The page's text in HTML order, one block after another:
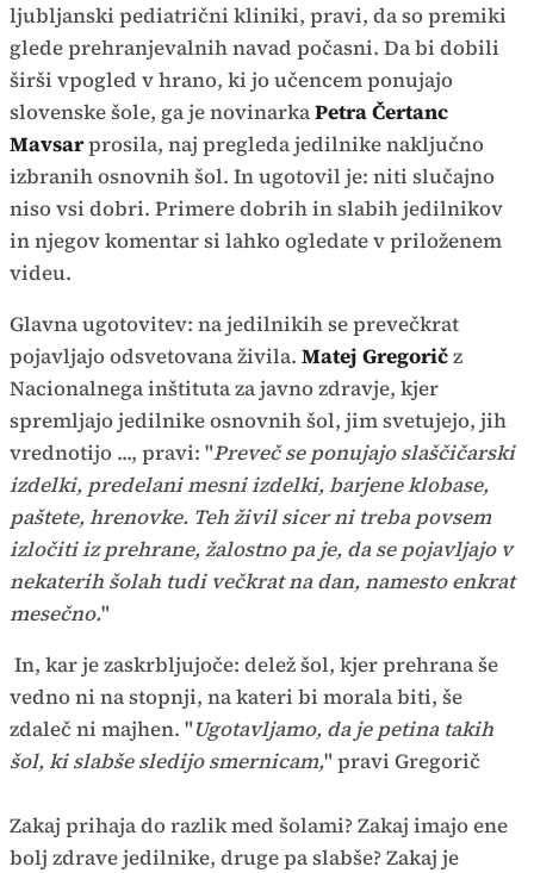
ljubljanski pediatrični kliniki, pravi, da so premiki
glede prehranjevalnih navad počasni. Da bi dobili
širši vpogled v hrano, ki jo učencem ponujajo
slovenske šole, ga je novinarkaPetra Čertanc
Mavsarprosila, naj pregleda jedilnike naključno
izbranih osnovnih šol. In ugotovil je: niti slučajno
niso vsi dobri. Primere dobrih in slabih jedilnikov
in njegov komentar si lahko ogledate v priloženem
videu.
Glavna ugotovitev: na jedilnikih se prevečkrat
pojavljajo odsvetovana živila. Matej Gregoričz
Nacionalnega inštituta za javno zdravje, kjer
spremljajo jedilnike osnovnih šol, jim svetujejo, jih
vrednotijo ..., pravi: "Preveč se ponujajo slaščičarski
izdelki, predelani mesni izdelki, barjene klobase,
paštete, hrenovke. Teh živil sicer ni treba povsem
izločiti iz prehrane, žalostno pa je, da se pojavljajo v
nekaterih šolah tudi večkrat na dan, namesto enkrat
mesečno."
In, kar je zaskrbljujoče: delež šol, kjer prehrana še
vedno ni na stopnji, na kateri bi morala biti, še
zdaleč ni majhen. "Ugotavljamo, da je petina takih
šol, ki slabše sledijo smernicam," pravi Gregorič
Zakaj prihaja do razlik med šolami? Zakaj imajo ene
bolj zdrave jedilnike, druge pa slabše? Zakaj je